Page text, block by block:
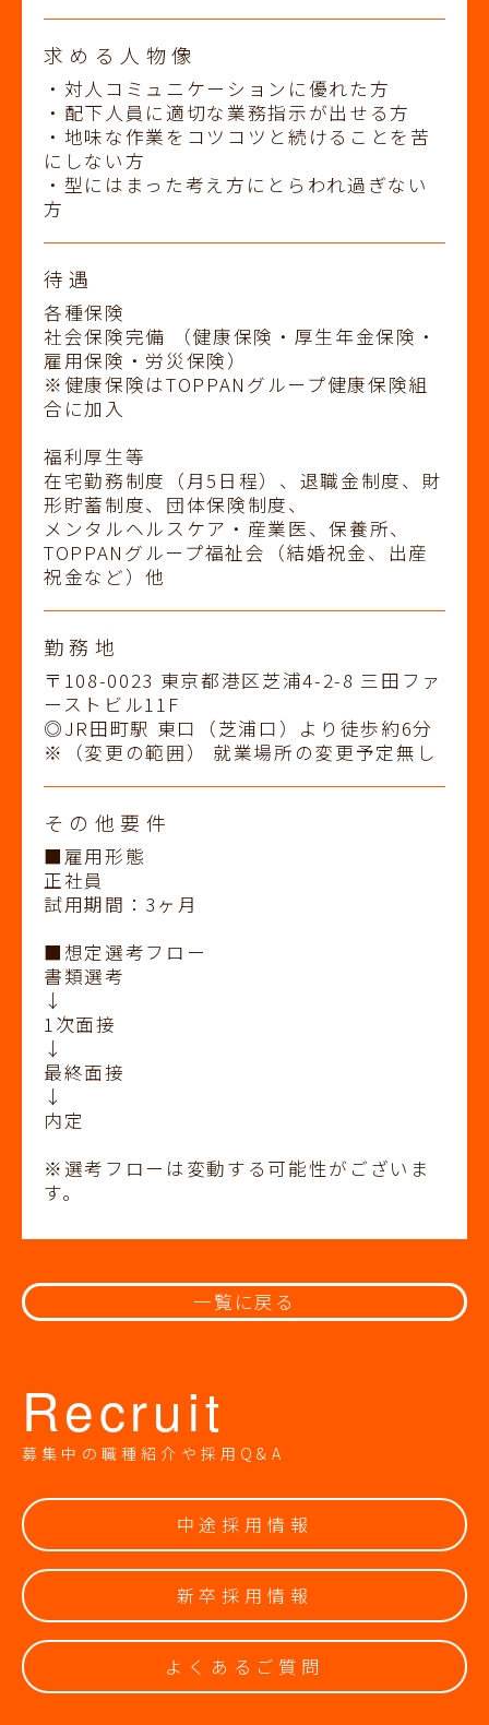
求める人物像
・対人コミュニケーションに優れた方
・配下人員に適切な業務指示が出せる方
・地味な作業をコツコツと続けることを苦
にしない方
・型にはまった考え方にとらわれ過ぎない
方
待遇
各種保険
社会保険完備 （健康保険・厚生年金保険・
雇用保険・労災保険）
※健康保険はTOPPANグループ健康保険組
合に加入
福利厚生等
在宅勤務制度（月5日程）、退職金制度、財
形貯蓄制度、団体保険制度、
メンタルヘルスケア・産業医、保養所、
TOPPANグループ福祉会（結婚祝金、出産
祝金など）他
勤務地
〒108-0023 東京都港区芝浦4-2-8 三田ファ
ーストビル11F
◎JR田町駅 東口（芝浦口）より徒歩約6分
※（変更の範囲） 就業場所の変更予定無し
その他要件
■雇用形態
正社員
試用期間：3ヶ月
■想定選考フロー
書類選考
↓
1次面接
↓
最終面接
↓
内定
※選考フローは変動する可能性がございま
す。
一覧に戻る
Recruit
募集中の職種紹介や採用Q&A
中途採用情報
新卒採用情報
よくあるご質問